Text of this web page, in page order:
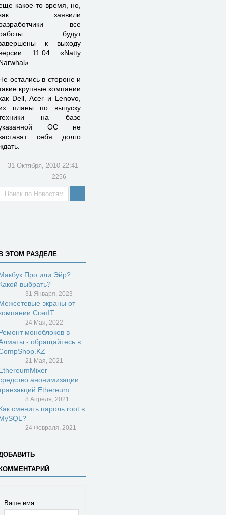
какое-то время, но,
заявили
все
будут
к выходу
11.04 «Natty
остались в стороне и
крупные компании
Dell, Acer и Lenovo,
планы по выпуску
на базе
ОС не
себя долго
31 Октября, 2010 22:41
2256
ЭТОМ РАЗДЕЛЕ
Про или Эйр?
выбрать?
31 Января, 2023
экраны от
СгэпIT
24 Мая, 2022
моноблоков в
- обращайтесь в
21 Мая, 2021
—
анонимизации
Ethereum
8 Апреля, 2021
сменить пароль root в
24 Февраля, 2021
Ваше имя